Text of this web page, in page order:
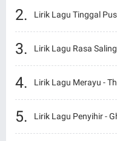
Lirik Lagu Tinggal
Lirik Lagu Rasa
Lirik Lagu Merayu -
Lirik Lagu Penyihir -